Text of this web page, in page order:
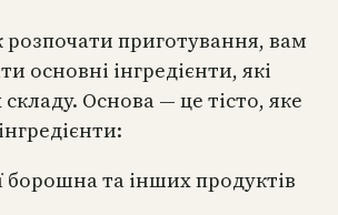
приготування, вам
основні інгредієнти, які
складу. Основа — це тісто, яке
борошна та інших продуктів